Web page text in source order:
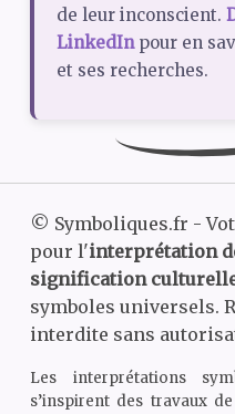
de leur inconscient.
LinkedInpour en
et ses recherches.
© Symboliques.fr -
pour l'interprétation
signification
symboles universels.
interdite sans
Les interprétations
s’inspirent des travaux de